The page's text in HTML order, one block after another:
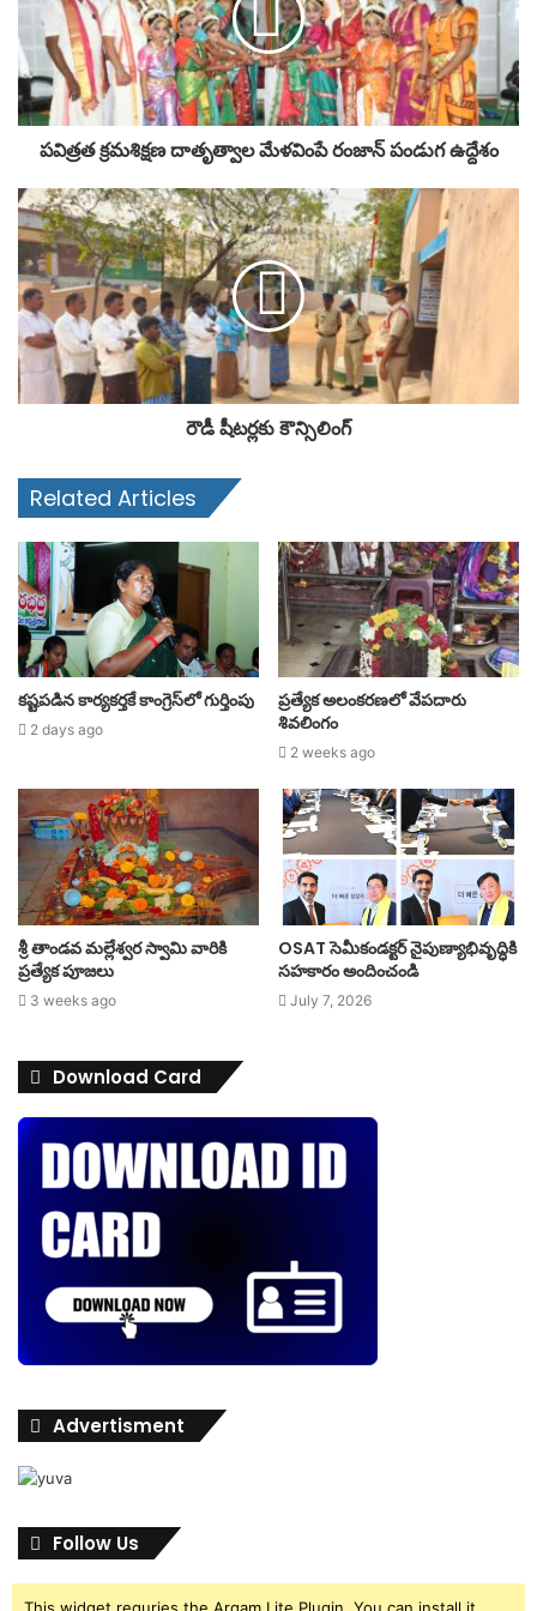
పవిత్రత క్రమశిక్షణ దాతృత్వాల మేళవింపే రంజాన్ పండుగ ఉద్దేశం
రౌడీ షీటర్లకు కౌన్సిలింగ్
Related Articles
కష్టపడిన కార్యకర్తకే కాంగ్రెస్‌లో గుర్తింపు
2 days ago
ప్రత్యేక అలంకరణలో వేపదారు
శివలింగం
2 weeks ago
శ్రీ తాండవ మల్లేశ్వర స్వామి వారికి
ప్రత్యేక పూజలు
3 weeks ago
OSAT సెమీకండక్టర్ నైపుణ్యాభివృద్ధికి
సహకారం అందించండి
July 7, 2026
Download Card
Advertisment
Follow Us
This widget requries the Arqam Lite Plugin, You can install it